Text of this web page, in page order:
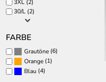
3XL (2)
30/L (2)
FARBE
Grautöne (6)
Orange (1)
Blau (4)
CAPS UND MÜTZEN
STERNZEICHEN